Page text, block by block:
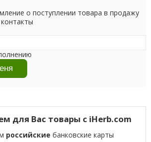
о поступлении товара в продажу
для Вас товары с iHerb.com
российские банковские карты